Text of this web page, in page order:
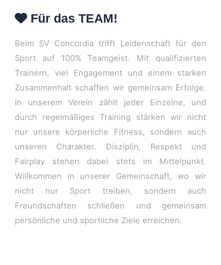
Für das TEAM!
Beim SV Concordia trifft Leidenschaft für den
Sport auf 100% Teamgeist. Mit qualifizierten
Trainern, viel Engagement und einem starken
Zusammenhalt schaffen wir gemeinsam Erfolge.
In unserem Verein zählt jeder Einzelne, und
durch regelmäßiges Training stärken wir nicht
nur unsere körperliche Fitness, sondern auch
unseren Charakter. Disziplin, Respekt und
Fairplay stehen dabei stets im Mittelpunkt.
Willkommen in unserer Gemeinschaft, wo wir
nicht nur Sport treiben, sondern auch
Freundschaften schließen und gemeinsam
persönliche und sportliche Ziele erreichen.